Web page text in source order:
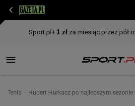
Tenis Hubert Hurkacz po najlepszym